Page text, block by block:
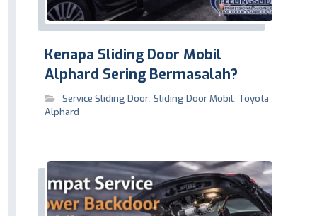
Kenapa Sliding Door Mobil
Alphard Sering Bermasalah?
Service Sliding Door,Sliding Door Mobil, Toyota
Alphard